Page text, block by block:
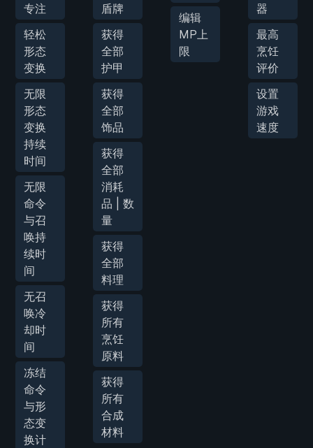
专注
轻松
形态
变换
无限
形态
变换
持续
时间
无限
命令
与召
唤持
续时
间
无召
唤冷
却时
间
冻结
命令
与形
态变
换计
盾牌
获得
全部
护甲
获得
全部
饰品
获得
全部
消耗
品 | 数
量
获得
全部
料理
获得
所有
烹饪
原料
获得
所有
合成
材料
编辑
MP上
限
器
最高
烹饪
评价
设置
游戏
速度